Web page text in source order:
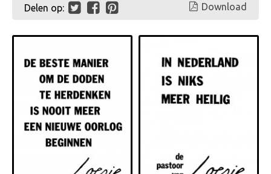
Delen op: Download